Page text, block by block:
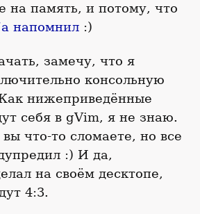
на память, и потому, что
напомнил :)
замечу, что я
консольную
нижеприведённые
себя в gVim, я не знаю.
что-то сломаете, но все
:) И да,
на своём десктопе,
4:3.